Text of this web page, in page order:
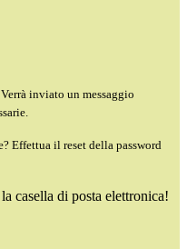
Verrà inviato un messaggio
Effettua il reset della password
casella di posta elettronica!